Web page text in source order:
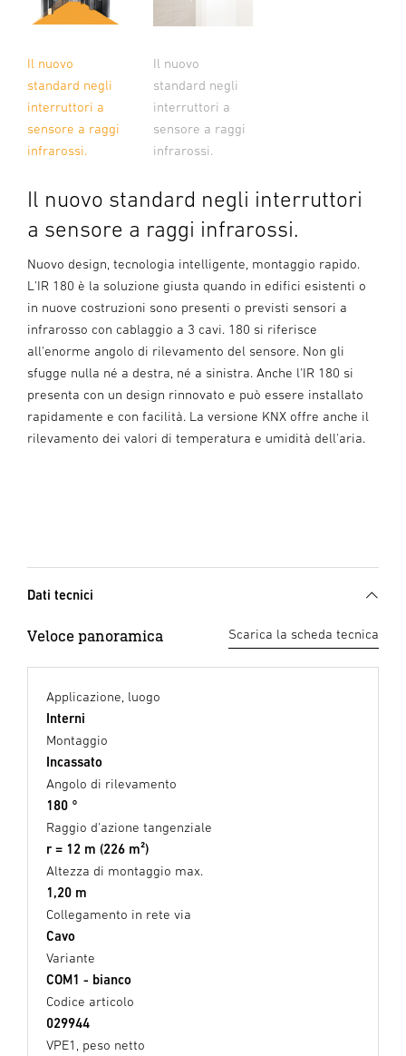
Il nuovo
standard negli
interruttori a
sensore a raggi
infrarossi.
Il nuovo
standard negli
interruttori a
sensore a raggi
infrarossi.
Il nuovo standard negli interruttori
a sensore a raggi infrarossi.
Nuovo design, tecnologia intelligente, montaggio rapido.
L'IR 180 è la soluzione giusta quando in edifici esistenti o
in nuove costruzioni sono presenti o previsti sensori a
infrarosso con cablaggio a 3 cavi. 180 si riferisce
all'enorme angolo di rilevamento del sensore. Non gli
sfugge nulla né a destra, né a sinistra. Anche l'IR 180 si
presenta con un design rinnovato e può essere installato
rapidamente e con facilità. La versione KNX offre anche il
rilevamento dei valori di temperatura e umidità dell'aria.
Dati tecnici
Veloce panoramica Scarica la scheda tecnica
Applicazione, luogo
Interni
Montaggio
Incassato
Angolo di rilevamento
180 °
Raggio d'azione tangenziale
r = 12 m (226 m²)
Altezza di montaggio max.
1,20 m
Collegamento in rete via
Cavo
Variante
COM1 - bianco
Codice articolo
029944
VPE1, peso netto